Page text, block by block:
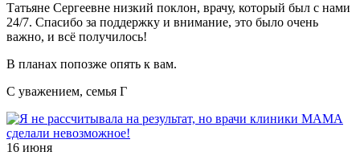
Татьяне Сергеевне низкий поклон, врачу, который был с нами
24/7. Спасибо за поддержку и внимание, это было очень
важно, и всё получилось!
В планах попозже опять к вам.
С уважением, семья Г
16 июня